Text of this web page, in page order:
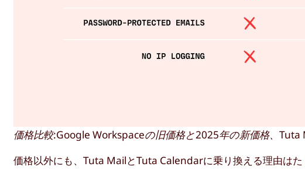
価格比較:Google Workspaceの旧価格と2025年の新価格、Tuta
価格以外にも、Tuta MailとTuta Calendarに乗り換える理由はた